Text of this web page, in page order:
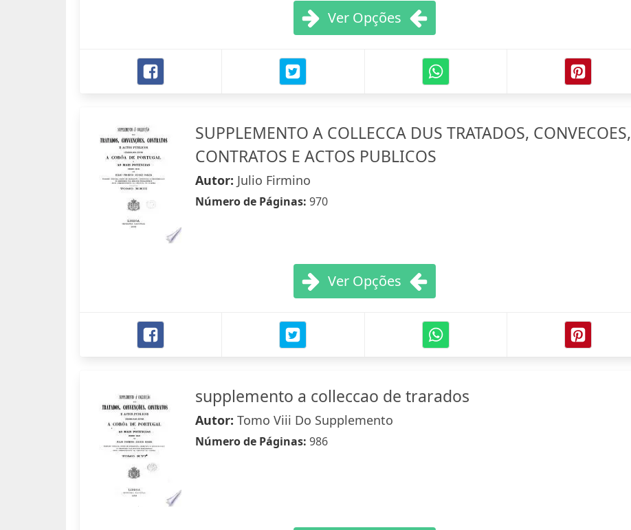
Ver Opções
SUPPLEMENTO A COLLECCA DUS TRATADOS, CONVECOES,
CONTRATOS E ACTOS PUBLICOS
Autor: Julio Firmino
Número de Páginas: 970
Ver Opções
supplemento a colleccao de trarados
Autor: Tomo Viii Do Supplemento
Número de Páginas: 986